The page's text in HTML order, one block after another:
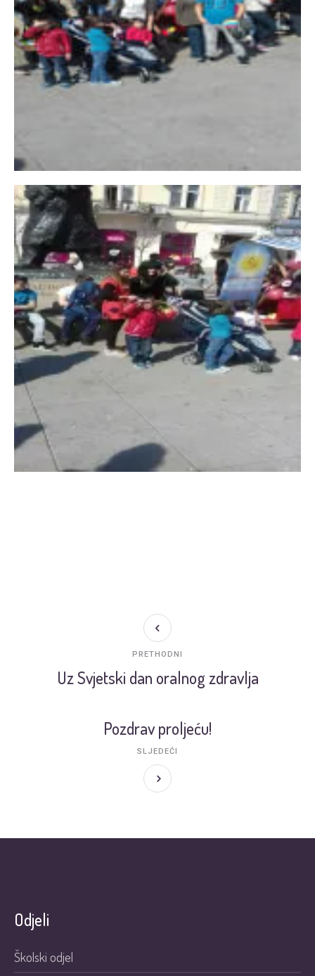
Uz Svjetski dan oralnog zdravlja
PRETHODNI
Pozdrav proljeću!
SLJEDEĆI
Odjeli
Školski odjel